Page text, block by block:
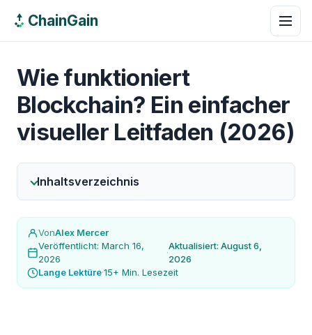
ChainGain
Wie funktioniert
Blockchain? Ein einfacher
visueller Leitfaden (2026)
Inhaltsverzeichnis
VonAlex Mercer
Veröffentlicht: March 16,
2026
·
Aktualisiert: August 6,
2026
Lange Lektüre·15+ Min. Lesezeit